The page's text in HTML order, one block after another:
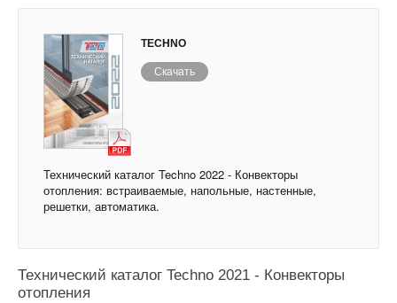
TECHNO
Скачать
Технический каталог Techno 2022 - Конвекторы
отопления: встраиваемые, напольные, настенные,
решетки, автоматика.
Технический каталог Techno 2021 - Конвекторы
отопления